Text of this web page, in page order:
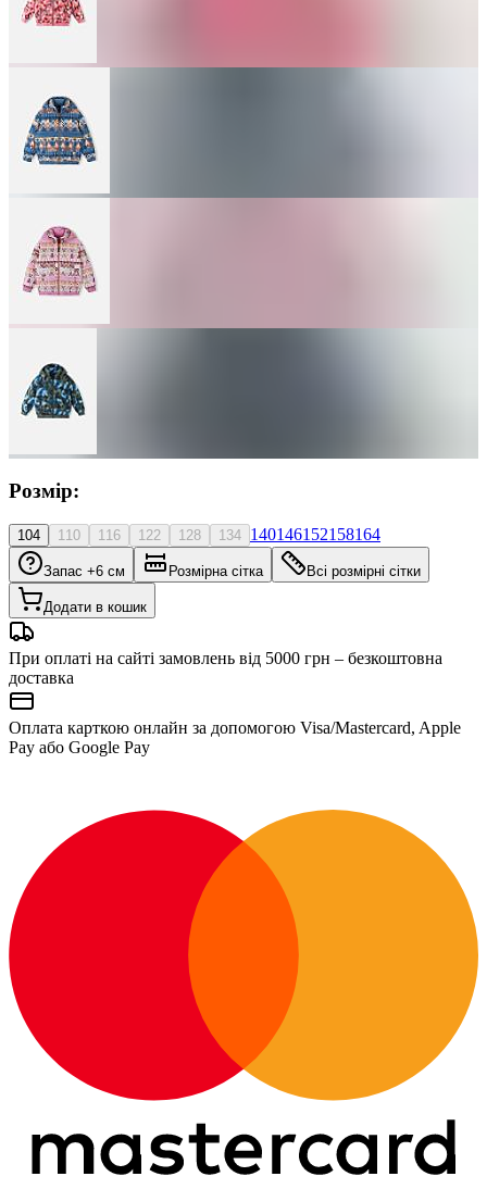
Розмір:
104 110 116 122 128 134 140146152158164
Запас +6 см Розмірна сітка Всі розмірні сітки
Додати в кошик
При оплаті на сайті замовлень від 5000 грн – безкоштовна
доставка
Оплата карткою онлайн за допомогою Visa/Mastercard, Apple
Pay або Google Pay